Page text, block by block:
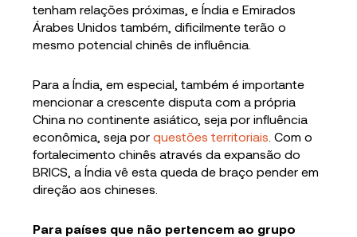
tenham relações próximas, e Índia e Emirados
Árabes Unidos também, dificilmente terão o
mesmo potencial chinês de influência.
Para a Índia, em especial, também é importante
mencionar a crescente disputa com a própria
China no continente asiático, seja por influência
econômica, seja porquestões territoriais . Com o
fortalecimento chinês através da expansão do
BRICS, a Índia vê esta queda de braço pender em
direção aos chineses.
Para países que não pertencem ao grupo